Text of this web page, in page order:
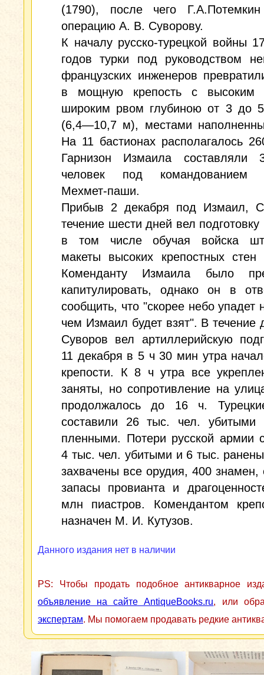
(1790), после чего
операцию А. В. Суворову.
К началу русско-турецкой войны
годов турки под руководством
французских инженеров
в мощную крепость с высоким
широким рвом глубиною от 3 до
(6,4—10,7 м), местами
На 11 бастионах располагалось
Гарнизон Измаила составляли
человек под командованием
Мехмет-паши.
Прибыв 2 декабря под Измаил,
течение шести дней вел
в том числе обучая войска
макеты высоких крепостных стен
Коменданту Измаила было
капитулировать, однако он в
сообщить, что "скорее небо упадет
чем Измаил будет взят". В течение
Суворов вел артиллерийскую
11 декабря в 5 ч 30 мин утра
крепости. К 8 ч утра все
заняты, но сопротивление на
продолжалось до 16 ч.
составили 26 тыс. чел.
пленными. Потери русской армии
4 тыс. чел. убитыми и 6 тыс.
захвачены все орудия, 400 знамен,
запасы провианта и
млн пиастров. Комендантом
назначен М. И. Кутузов.
Данного издания нет в наличии
PS: Чтобы продать подобное антикварное
объявление на сайте AntiqueBooks.ru, или
экспертам. Мы помогаем продавать редкие